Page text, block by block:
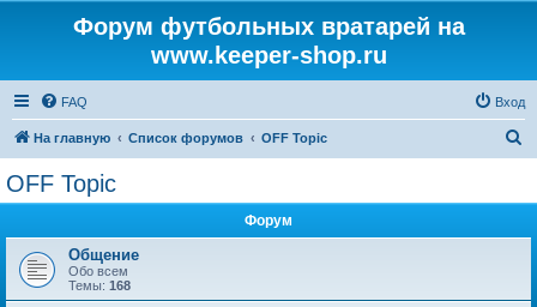
Форум футбольных вратарей на
www.keeper-shop.ru
FAQ Вход
На главную Список форумов OFF Topic
OFF Topic
Форум
Общение
Обо всем
Темы: 168